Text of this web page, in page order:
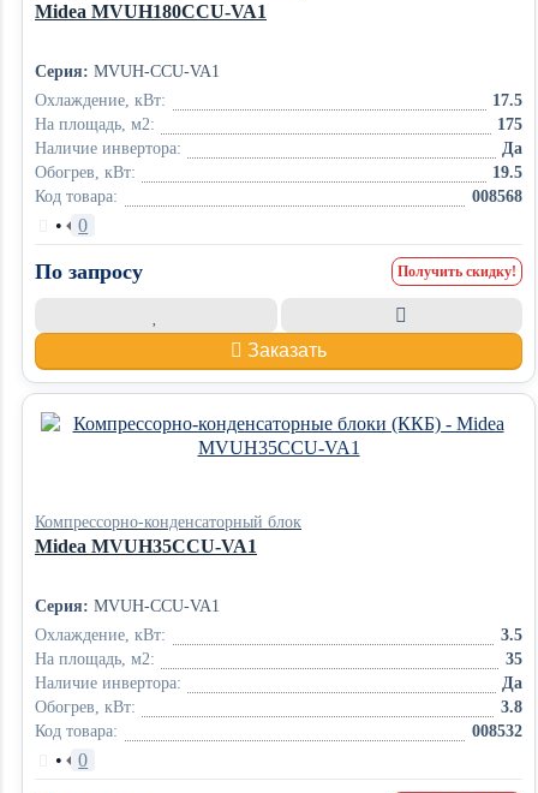
Midea MVUH180CCU-VA1
Серия: MVUH-CCU-VA1
Охлаждение, кВт:
17.5
На площадь, м2:
175
Наличие инвертора:
Да
Обогрев, кВт:
19.5
Код товара:
008568
• 0
По запросу Получить скидку!
Заказать
Компрессорно-конденсаторный блок
Midea MVUH35CCU-VA1
Серия: MVUH-CCU-VA1
Охлаждение, кВт:
3.5
На площадь, м2:
35
Наличие инвертора:
Да
Обогрев, кВт:
3.8
Код товара:
008532
• 0